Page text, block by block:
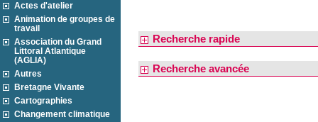
Actes d'atelier
Animation de groupes de
travail
Association du Grand
Littoral Atlantique
(AGLIA)
Autres
Bretagne Vivante
Cartographies
Changement climatique
Recherche rapide
Recherche avancée